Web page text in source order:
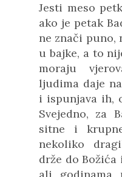
Jesti meso
ako je petak
ne znači puno,
u bajke, a to
moraju
ljudima daje
i ispunjava ih,
Svejedno, za
sitne i
nekoliko
drže do Božića